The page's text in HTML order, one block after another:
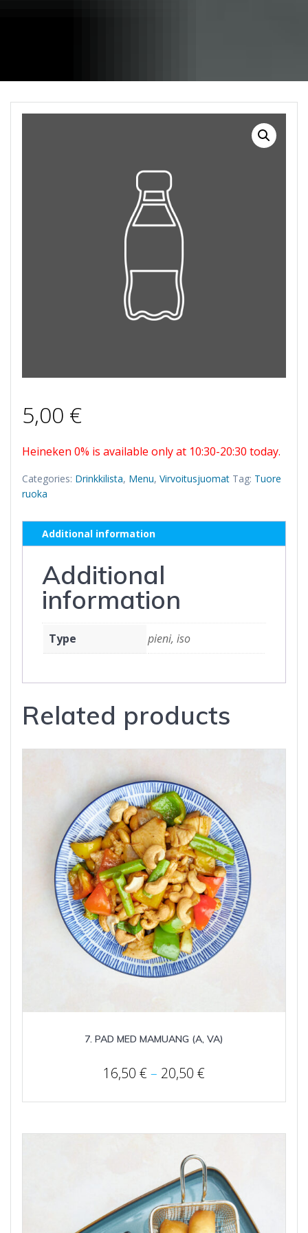
5,00 €
Heineken 0% is available only at 10:30-20:30 today.
Categories: Drinkkilista, Menu, Virvoitusjuomat Tag: Tuore
ruoka
Additional information
Additional
information
Type pieni, iso
Related products
7. PAD MED MAMUANG (A, VA)
16,50 € – 20,50 €
through